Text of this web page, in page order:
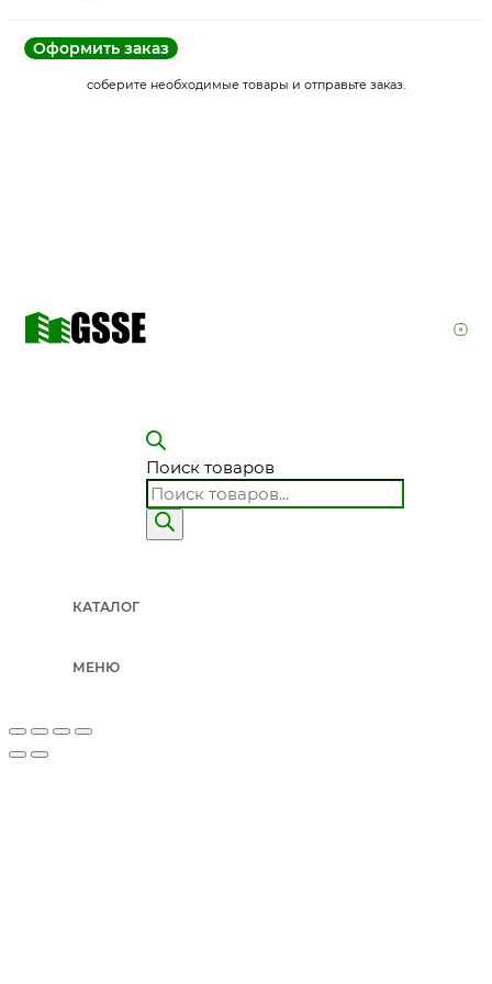
Оформить заказ
соберите необходимые товары и отправьте заказ.
Поиск товаров
КАТАЛОГ
МЕНЮ